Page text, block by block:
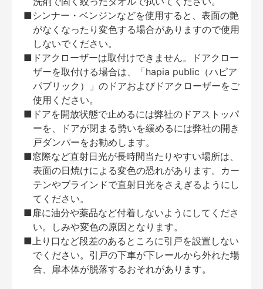
■シンナー・ベンジンなどを使用すると、表面の艶
がなくなったり変色する場合がありますので使用
しないでください。
■ドアクローザーは取付けできません。ドアクロー
ザーを取付ける場合は、「hapia public（ハピア
パブリック）」のドアおよびドアクローザーをご
使用ください。
■ドアを開放状態で止めるには弊社のドアストッパ
ーを、ドアが閉まる勢いを緩めるには弊社の開き
戸ダンパーをお勧めします。
■窓際など直射日光が長時間当たりやすい場所は、
表面の日焼けによる変色の恐れがあります。カー
テンやブラインドで直射日光をさえぎるようにし
てください。
■扉に油分や薬品など付着しないようにしてくださ
い。しみや変色の原因となります。
■上り口など段差のあるところに引戸を設置しない
でください。引戸の下車が下レールから外れた場
合、扉本体が脱落するおそれがあります。